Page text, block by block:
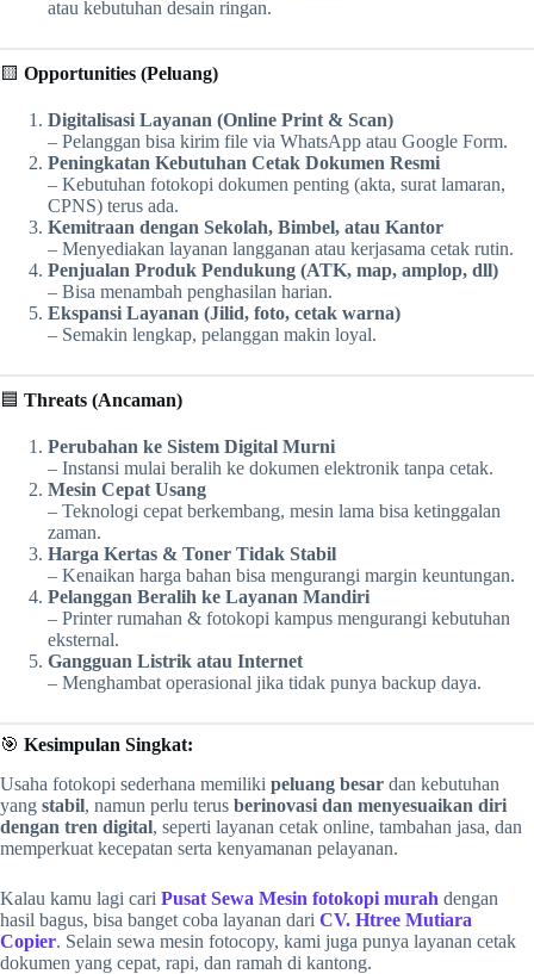
atau kebutuhan desain ringan.
🟨 Opportunities (Peluang)
Digitalisasi Layanan (Online Print & Scan)
– Pelanggan bisa kirim file via WhatsApp atau Google Form.
Peningkatan Kebutuhan Cetak Dokumen Resmi
– Kebutuhan fotokopi dokumen penting (akta, surat lamaran,
CPNS) terus ada.
Kemitraan dengan Sekolah, Bimbel, atau Kantor
– Menyediakan layanan langganan atau kerjasama cetak rutin.
Penjualan Produk Pendukung (ATK, map, amplop, dll)
– Bisa menambah penghasilan harian.
Ekspansi Layanan (Jilid, foto, cetak warna)
– Semakin lengkap, pelanggan makin loyal.
🟦 Threats (Ancaman)
Perubahan ke Sistem Digital Murni
– Instansi mulai beralih ke dokumen elektronik tanpa cetak.
Mesin Cepat Usang
– Teknologi cepat berkembang, mesin lama bisa ketinggalan
zaman.
Harga Kertas & Toner Tidak Stabil
– Kenaikan harga bahan bisa mengurangi margin keuntungan.
Pelanggan Beralih ke Layanan Mandiri
– Printer rumahan & fotokopi kampus mengurangi kebutuhan
eksternal.
Gangguan Listrik atau Internet
– Menghambat operasional jika tidak punya backup daya.
🎯 Kesimpulan Singkat:
Usaha fotokopi sederhana memiliki peluang besar dan kebutuhan
yang stabil, namun perlu terus berinovasi dan menyesuaikan diri
dengan tren digital, seperti layanan cetak online, tambahan jasa, dan
memperkuat kecepatan serta kenyamanan pelayanan.
Kalau kamu lagi cari Pusat Sewa Mesin fotokopi murah dengan
hasil bagus, bisa banget coba layanan dari CV. Htree Mutiara
Copier. Selain sewa mesin fotocopy, kami juga punya layanan cetak
dokumen yang cepat, rapi, dan ramah di kantong.